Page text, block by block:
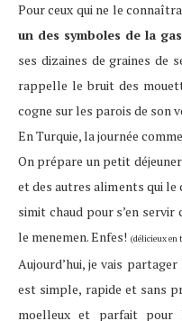
Pour ceux qui ne le
un des symboles de la
ses dizaines de graines de
rappelle le bruit des
cogne sur les parois de son
En Turquie, la journée
On prépare un petit
et des autres aliments qui le
simit chaud pour s’en
le menemen. Enfes! (délicieux en
Aujourd’hui, je vais
est simple, rapide et sans
moelleux et parfait pour